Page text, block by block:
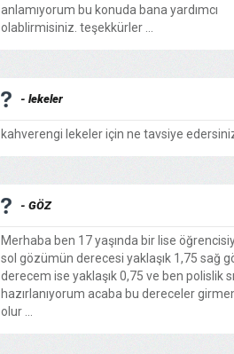
anlamıyorum bu konuda bana yardımcı
olablirmisiniz. teşekkürler ...
- lekeler
kahverengi lekeler için ne tavsiye
- GÖZ
Merhaba ben 17 yaşında bir lise
sol gözümün derecesi yaklaşık 1,75 sağ
derecem ise yaklaşık 0,75 ve ben polislik
hazırlanıyorum acaba bu dereceler
olur ...